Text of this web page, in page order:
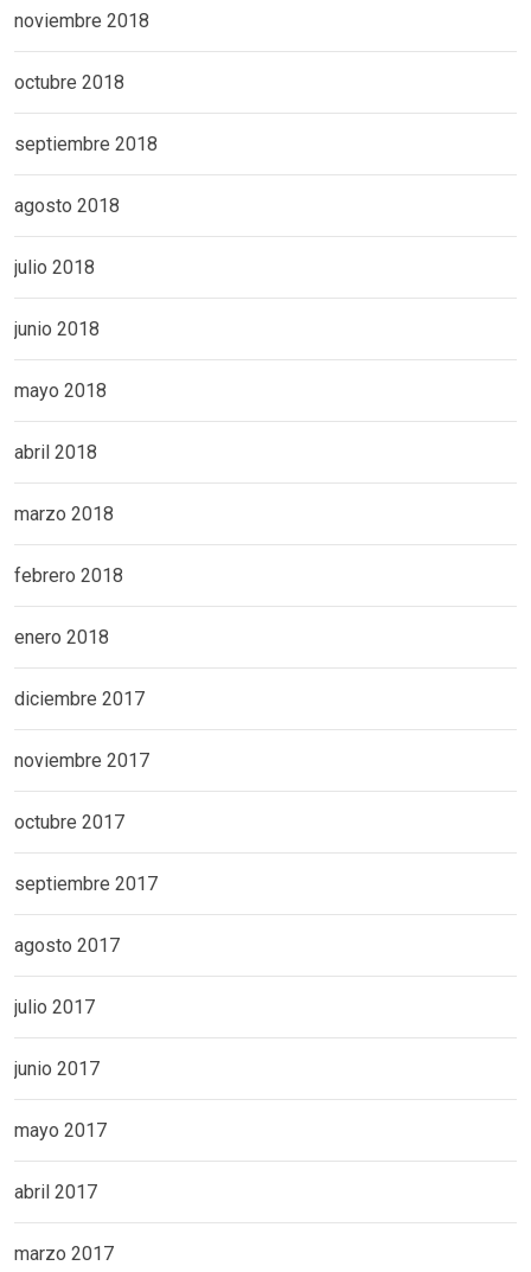
noviembre 2018
octubre 2018
septiembre 2018
agosto 2018
julio 2018
junio 2018
mayo 2018
abril 2018
marzo 2018
febrero 2018
enero 2018
diciembre 2017
noviembre 2017
octubre 2017
septiembre 2017
agosto 2017
julio 2017
junio 2017
mayo 2017
abril 2017
marzo 2017